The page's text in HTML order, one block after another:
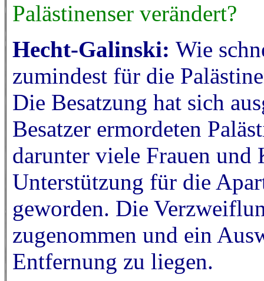
Palästinenser verändert?
Hecht-Galinski: Wie
zumindest für die
Die Besatzung hat sich
Besatzer ermordeten
darunter viele Frauen
Unterstützung für die
geworden. Die
zugenommen und ein
Entfernung zu liegen.